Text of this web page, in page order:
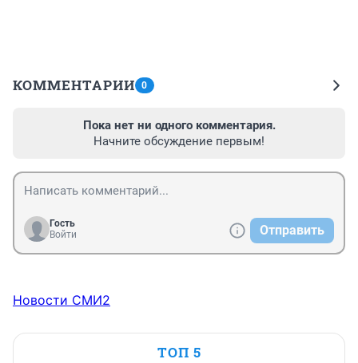
КОММЕНТАРИИ 0
Пока нет ни одного комментария.
Начните обсуждение первым!
Гость
Войти
Отправить
Новости СМИ2
ТОП 5